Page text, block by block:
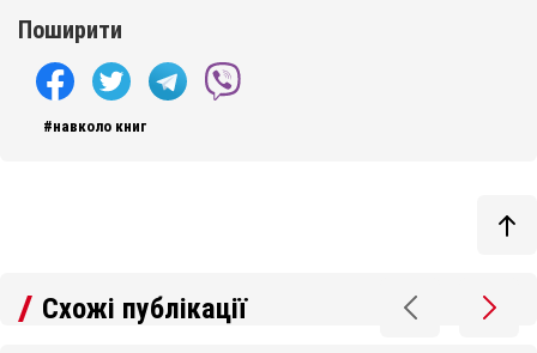
Поширити
#навколо книг
Схожі публікації